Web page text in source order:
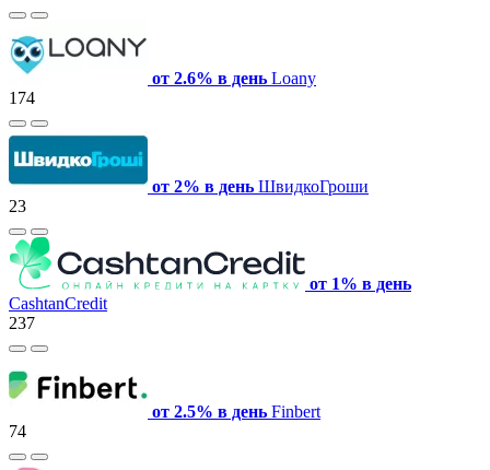
от 2.6% в день Loany
174
от 2% в день ШвидкоГроши
23
от 1% в день
CashtanCredit
237
от 2.5% в день Finbert
74